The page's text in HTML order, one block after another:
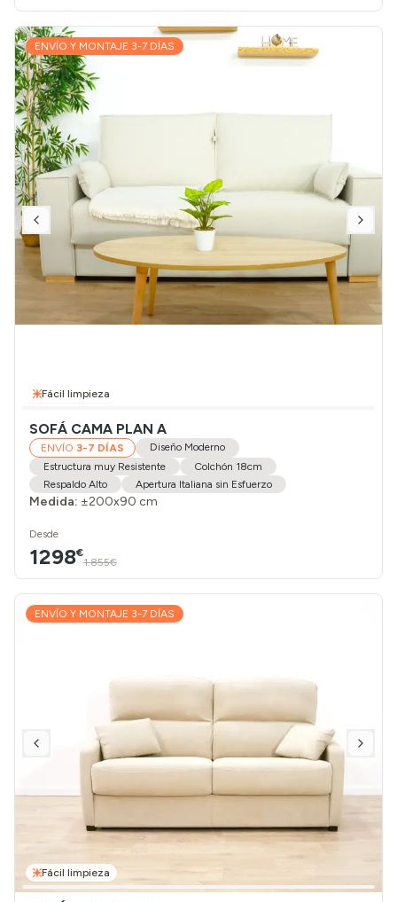
ENVÍO Y MONTAJE 3-7 DÍAS
Fácil limpieza
SOFÁ CAMA PLAN A
ENVÍO 3-7 DÍAS
Diseño Moderno
Estructura muy Resistente
Colchón 18cm
Respaldo Alto
Apertura Italiana sin Esfuerzo
Medida: ±200x90 cm
Desde
1298€
1.855€
ENVÍO Y MONTAJE 3-7 DÍAS
Fácil limpieza